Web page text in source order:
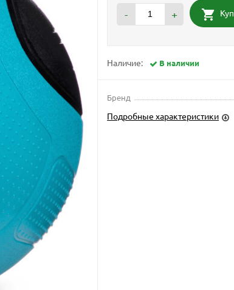
- +
Наличие: В наличии
Бренд
Подробные характеристики